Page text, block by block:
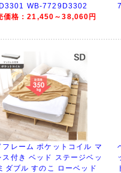
WB-7729D3302
価格：21,450～38,060円
フレーム ポケットコイル マ
ス付き ベッド ステージベッ
ダブル すのこ ローベッド